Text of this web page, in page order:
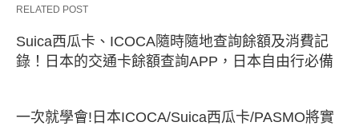
RELATED POST
Suica西瓜卡、ICOCA隨時隨地查詢餘額及消費記
錄！日本的交通卡餘額查詢APP，日本自由行必備
一次就學會!日本ICOCA/Suica西瓜卡/PASMO將實